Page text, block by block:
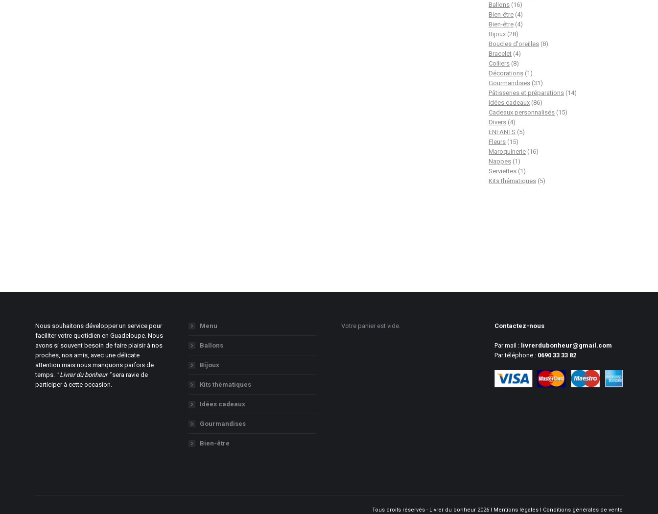
Ballons 1616
produits
Bien-être 44
produits
Bien-être 44
Bijoux 2828
produits
Boucles d'oreilles 88
Bracelet 44
produits
Colliers 88
produits
Décorations 1 1
produit
Gourmandises 31 31
produits
Pâtisseries et préparations 1414
Idées cadeaux 8686
produits
Cadeaux personnalisés 1515
Divers 44
produits
ENFANTS 55
Fleurs 1515
produits
Maroquinerie 1616
Nappes 1 1
produit
Serviettes 1 1
produit
Kits thématiques 55
Nous souhaitons développer un service pour
faciliter votre quotidien en Guadeloupe. Nous
avons si souvent besoin de faire plaisir à nos
proches, nos amis, avec une délicate
attention mais nous manquons parfois de
temps. " Livrer du bonheur "sera ravie de
participer à cette occasion.
Menu
Ballons
Bijoux
Kits thématiques
Idées cadeaux
Gourmandises
Bien-être
Votre panier est vide. Contactez-nous
Par mail : livrerdubonheur@gmail.com
Par téléphone : 0690 33 33 82
Tous droits réservés - Livrer du bonheur 2026 l Mentions légales l Conditions générales de vente